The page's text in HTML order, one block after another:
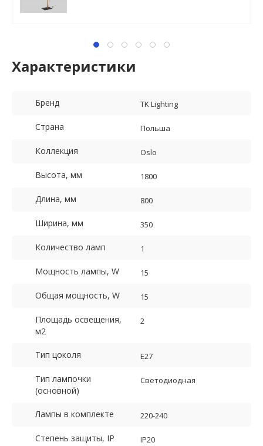
Характеристики
Бренд TK Lighting
Страна Польша
Коллекция Oslo
Высота, мм 1800
Длина, мм 800
Ширина, мм 350
Количество ламп 1
Мощность лампы, W 15
Общая мощность, W 15
Площадь освещения,
м2
2
Тип цоколя E27
Тип лампочки
(основной)
Светодиодная
Лампы в комплекте 220-240
Степень защиты, IP IP20